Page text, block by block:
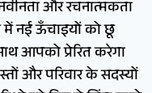
और रचनात्मकता
नई ऊँचाइयों को छू
आपको प्रेरित करेगा
और परिवार के सदस्यों